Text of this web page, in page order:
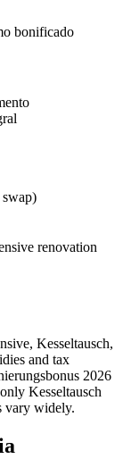
bonificado
renovation
Kesseltausch,
and tax
2026
Kesseltausch
vary widely.